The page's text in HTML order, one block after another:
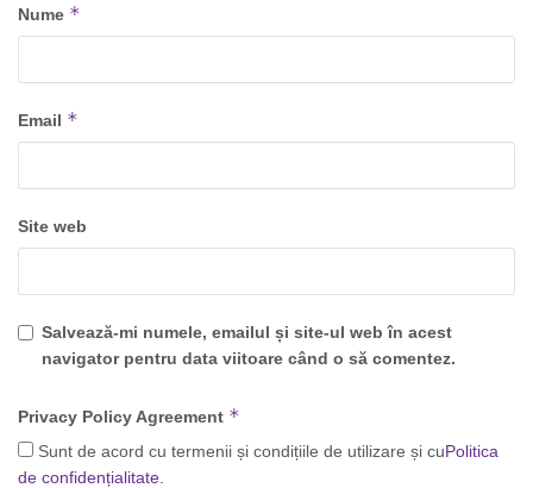
Nume *
Email *
Site web
Salvează-mi numele, emailul și site-ul web în acest
navigator pentru data viitoare când o să comentez.
Privacy Policy Agreement *
Sunt de acord cu termenii și condițiile de utilizare și cuPolitica
de confidențialitate